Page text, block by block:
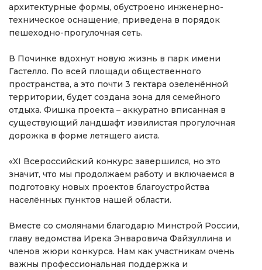
архитектурные формы, обустроено инженерно-
техническое оснащение, приведена в порядок
пешеходно-прогулочная сеть.
В Починке вдохнут новую жизнь в парк имени
Гастелло. По всей площади общественного
пространства, а это почти 3 гектара озеленённой
территории, будет создана зона для семейного
отдыха. Фишка проекта – аккуратно вписанная в
существующий ландшафт извилистая прогулочная
дорожка в форме летящего аиста.
«XI Всероссийский конкурс завершился, но это
значит, что мы продолжаем работу и включаемся в
подготовку новых проектов благоустройства
населённых пунктов нашей области.
Вместе со смолянами благодарю Минстрой России,
главу ведомства Ирека Энваровича Файзуллина и
членов жюри конкурса. Нам как участникам очень
важны профессиональная поддержка и